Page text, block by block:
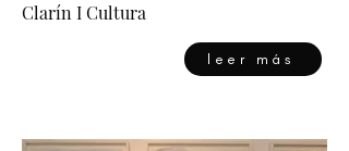
Clarín I Cultura
leer más